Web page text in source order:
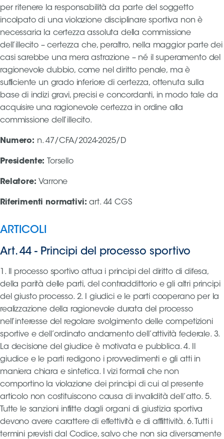
per ritenere la responsabilità da parte del soggetto
incolpato di una violazione disciplinare sportiva non è
necessaria la certezza assoluta della commissione
dell’illecito – certezza che, peraltro, nella maggior parte dei
casi sarebbe una mera astrazione – né il superamento del
ragionevole dubbio, come nel diritto penale, ma è
sufficiente un grado inferiore di certezza, ottenuta sulla
base di indizi gravi, precisi e concordanti, in modo tale da
acquisire una ragionevole certezza in ordine alla
commissione dell’illecito.
Numero: n. 47/CFA/2024-2025/D
Presidente: Torsello
Relatore: Varrone
Riferimenti normativi:art. 44 CGS
ARTICOLI
Art. 44 - Principi del processo sportivo
1. Il processo sportivo attua i principi del diritto di difesa,
della parità delle parti, del contraddittorio e gli altri principi
del giusto processo. 2. I giudici e le parti cooperano per la
realizzazione della ragionevole durata del processo
nell’interesse del regolare svolgimento delle competizioni
sportive e dell’ordinato andamento dell’attività federale. 3.
La decisione del giudice è motivata e pubblica. 4. Il
giudice e le parti redigono i provvedimenti e gli atti in
maniera chiara e sintetica. I vizi formali che non
comportino la violazione dei principi di cui al presente
articolo non costituiscono causa di invalidità dell’atto. 5.
Tutte le sanzioni inflitte dagli organi di giustizia sportiva
devono avere carattere di effettività e di afflittività. 6. Tutti i
termini previsti dal Codice, salvo che non sia diversamente